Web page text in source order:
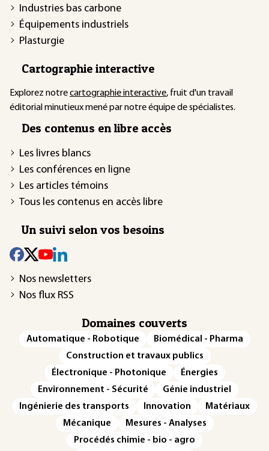
Industries bas carbone
Équipements industriels
Plasturgie
Cartographie interactive
Explorez notrecartographie interactive, fruit d'un travail
éditorial minutieux mené par notre équipe de spécialistes.
Des contenus en libre accès
Les livres blancs
Les conférences en ligne
Les articles témoins
Tous les contenus en accès libre
Un suivi selon vos besoins
Nos newsletters
Nos flux RSS
Domaines couverts
Automatique - Robotique
Biomédical - Pharma
Construction et travaux publics
Électronique - Photonique
Énergies
Environnement - Sécurité
Génie industriel
Ingénierie des transports
Innovation
Matériaux
Mécanique
Mesures - Analyses
Procédés chimie - bio - agro